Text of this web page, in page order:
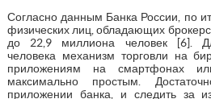
Согласно данным Банка России, по
физических лиц, обладающих
до 22,9 миллиона человек [6].
человека механизм торговли на
приложениям на смартфонах
максимально простым.
приложении банка, и следить за